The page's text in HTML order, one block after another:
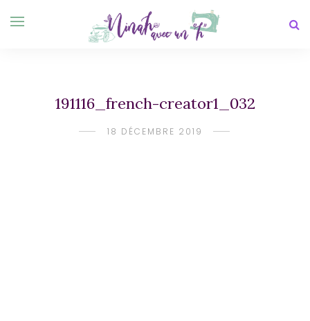
191116_french-creator1_032
18 DÉCEMBRE 2019